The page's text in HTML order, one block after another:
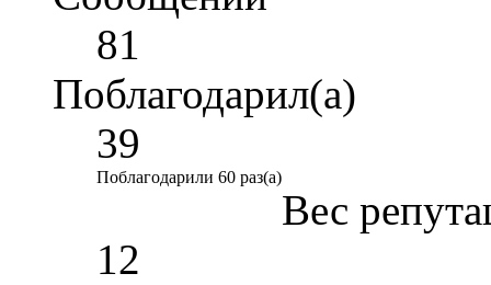
81
Поблагодарил(а)
39
Поблагодарили 60 раз(а)
Вес
12